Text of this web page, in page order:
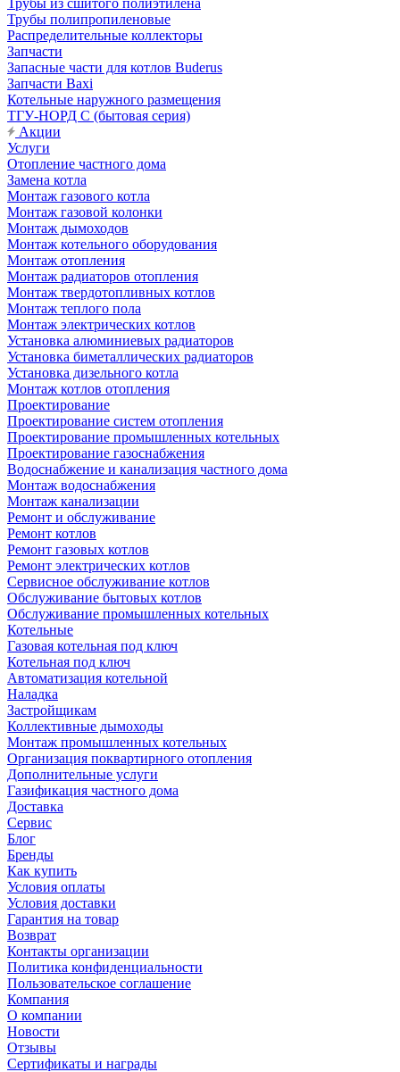
Трубы из сшитого полиэтилена
Трубы полипропиленовые
Распределительные коллекторы
Запчасти
Запасные части для котлов Buderus
Запчасти Baxi
Котельные наружного размещения
ТГУ-НОРД С (бытовая серия)
Акции
Услуги
Отопление частного дома
Замена котла
Монтаж газового котла
Монтаж газовой колонки
Монтаж дымоходов
Монтаж котельного оборудования
Монтаж отопления
Монтаж радиаторов отопления
Монтаж твердотопливных котлов
Монтаж теплого пола
Монтаж электрических котлов
Установка алюминиевых радиаторов
Установка биметаллических радиаторов
Установка дизельного котла
Монтаж котлов отопления
Проектирование
Проектирование систем отопления
Проектирование промышленных котельных
Проектирование газоснабжения
Водоснабжение и канализация частного дома
Монтаж водоснабжения
Монтаж канализации
Ремонт и обслуживание
Ремонт котлов
Ремонт газовых котлов
Ремонт электрических котлов
Сервисное обслуживание котлов
Обслуживание бытовых котлов
Обслуживание промышленных котельных
Котельные
Газовая котельная под ключ
Котельная под ключ
Автоматизация котельной
Наладка
Застройщикам
Коллективные дымоходы
Монтаж промышленных котельных
Организация поквартирного отопления
Дополнительные услуги
Газификация частного дома
Доставка
Сервис
Блог
Бренды
Как купить
Условия оплаты
Условия доставки
Гарантия на товар
Возврат
Контакты организации
Политика конфиденциальности
Пользовательское соглашение
Компания
О компании
Новости
Отзывы
Сертификаты и награды